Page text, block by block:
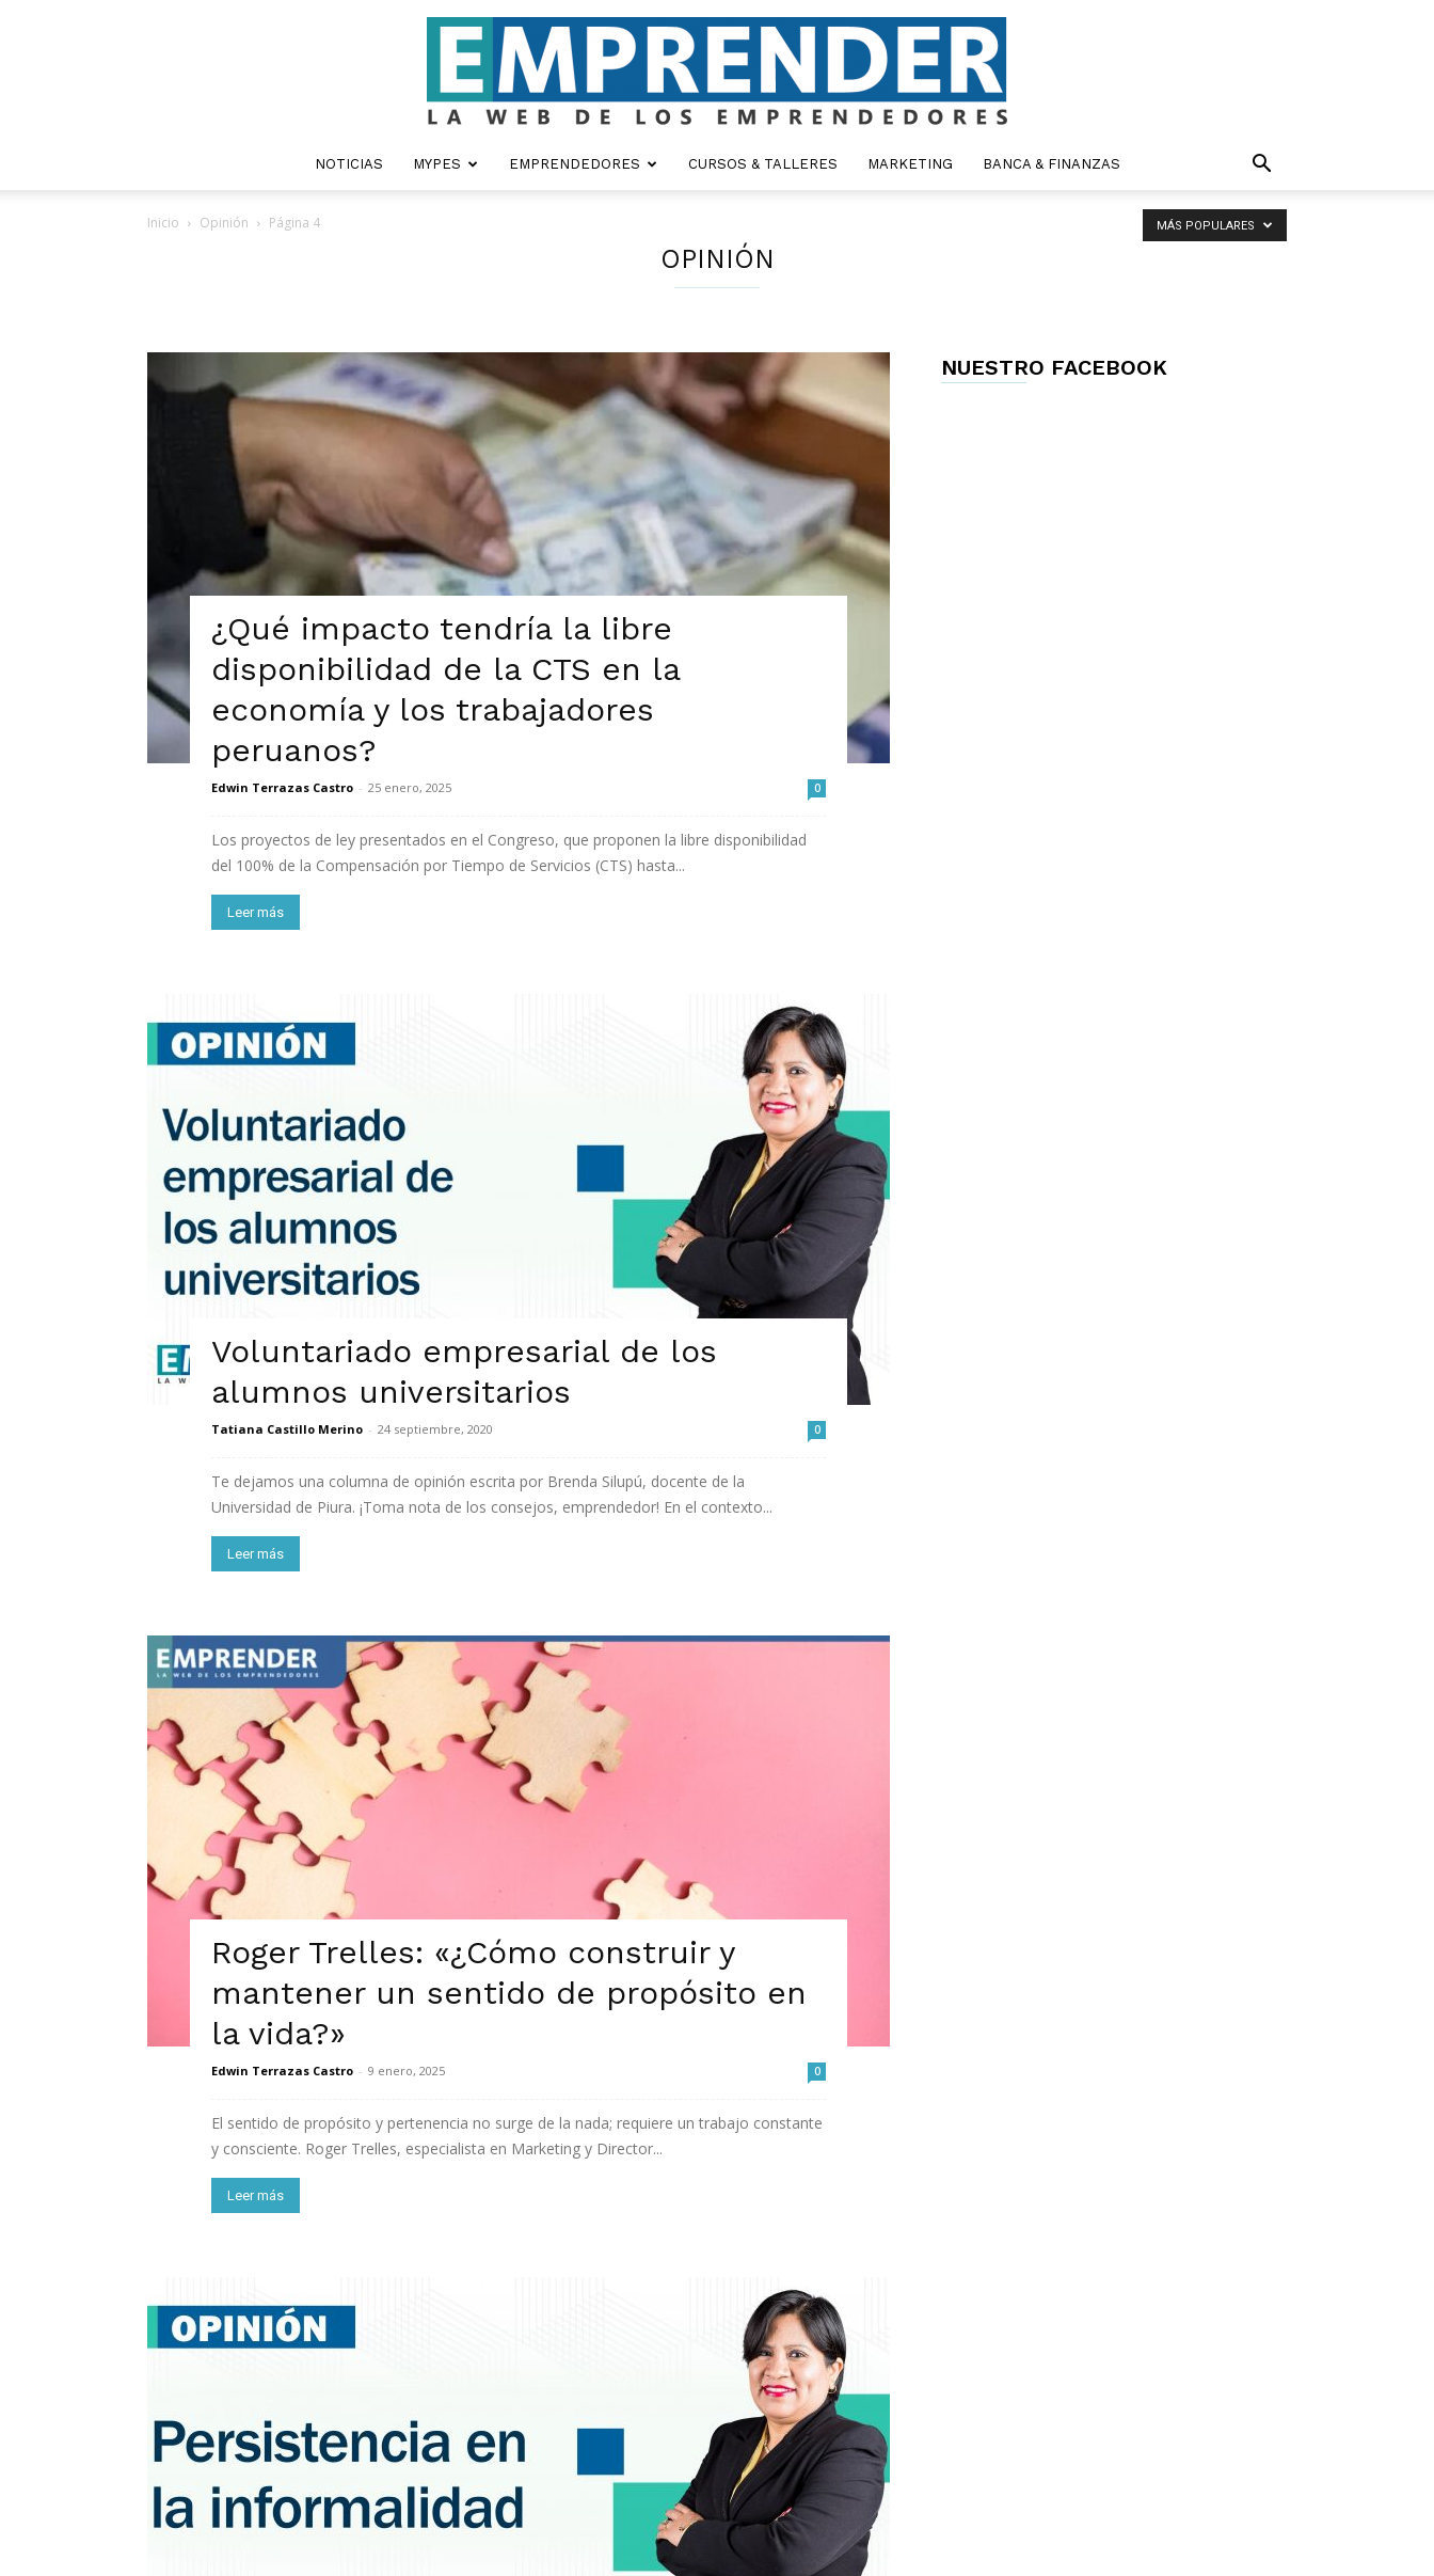
NOTICIAS MYPES EMPRENDEDORES CURSOS & TALLERES MARKETING BANCA & FINANZAS
Inicio Opinión Página 4
OPINIÓN
MÁS POPULARES
¿Qué impacto tendría la libre
disponibilidad de la CTS en la
economía y los trabajadores
peruanos?
Edwin Terrazas Castro - 25 enero, 2025 0
Los proyectos de ley presentados en el Congreso, que proponen la libre disponibilidad
del 100% de la Compensación por Tiempo de Servicios (CTS) hasta...
Leer más
Voluntariado empresarial de los
alumnos universitarios
Tatiana Castillo Merino - 24 septiembre, 2020 0
Te dejamos una columna de opinión escrita por Brenda Silupú, docente de la
Universidad de Piura. ¡Toma nota de los consejos, emprendedor! En el contexto...
Leer más
Roger Trelles: «¿Cómo construir y
mantener un sentido de propósito en
la vida?»
Edwin Terrazas Castro - 9 enero, 2025 0
El sentido de propósito y pertenencia no surge de la nada; requiere un trabajo constante
y consciente. Roger Trelles, especialista en Marketing y Director...
Leer más
NUESTRO FACEBOOK